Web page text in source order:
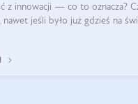
z innowacji — co to oznacza?
nawet jeśli było już gdzieś na
definicję n